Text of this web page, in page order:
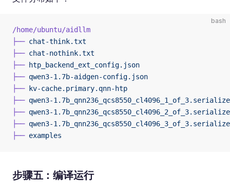
bash
/home/ubuntu/aidllm
├── chat-think.txt
├── chat-nothink.txt
├── htp_backend_ext_config.json
├── qwen3-1.7b-aidgen-config.json
├── kv-cache.primary.qnn-htp
├── qwen3-
├── qwen3-
├── qwen3-
├── examples
步骤五：编译运行